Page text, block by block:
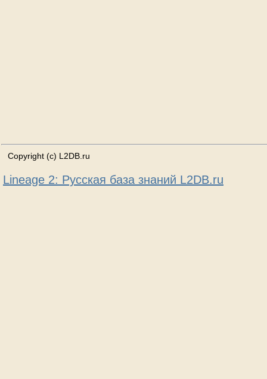
Copyright (c) L2DB.ru
Lineage 2: Русская база знаний L2DB.ru